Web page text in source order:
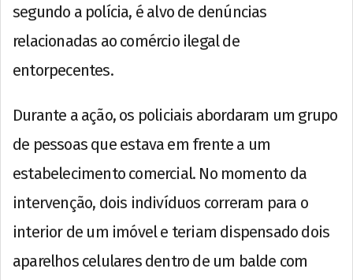
segundo a polícia, é alvo de denúncias
relacionadas ao comércio ilegal de
entorpecentes.
Durante a ação, os policiais abordaram um grupo
de pessoas que estava em frente a um
estabelecimento comercial. No momento da
intervenção, dois indivíduos correram para o
interior de um imóvel e teriam dispensado dois
aparelhos celulares dentro de um balde com